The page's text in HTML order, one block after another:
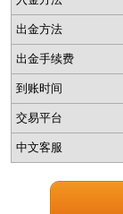
出金方法
出金手续费
到账时间
交易平台
中文客服